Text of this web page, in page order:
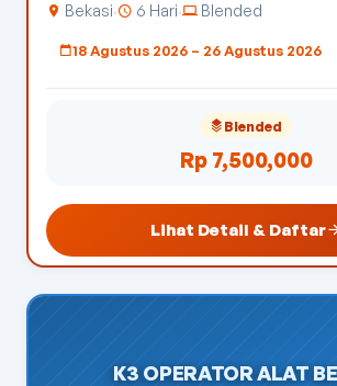
Bekasi· 6 Hari· Blended
18 Agustus 2026 – 26 Agustus 2026
Blended
Rp 7,500,000
Lihat Detail & Daftar
K3 OPERATOR ALAT